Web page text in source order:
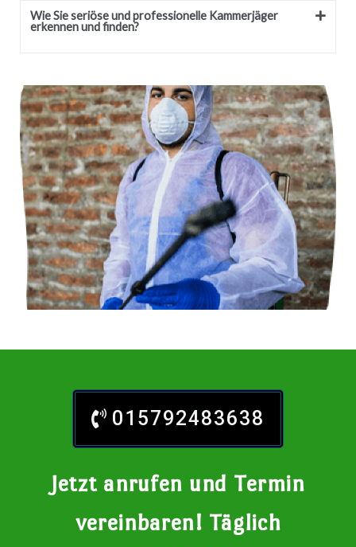
Wie Sie seriöse und professionelle Kammerjäger
erkennen und finden?
015792483638
Jetzt anrufen und Termin
vereinbaren! Täglich